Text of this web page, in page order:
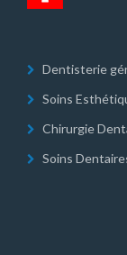
Dentisterie
Soins
Chirurgie
Soins